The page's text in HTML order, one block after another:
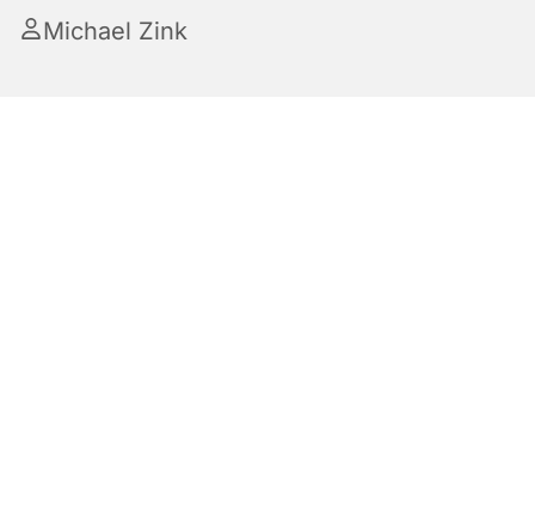
Michael Zink